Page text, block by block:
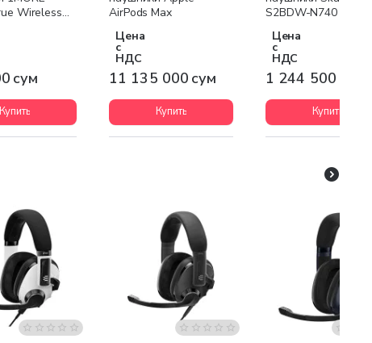
Wireless
сум
Купить
AirPods Max
Цена
с
НДС
11 135 000 сум
Купить
S2BDW-N740
Цена
с
НДС
1 244 500 сум
Купить